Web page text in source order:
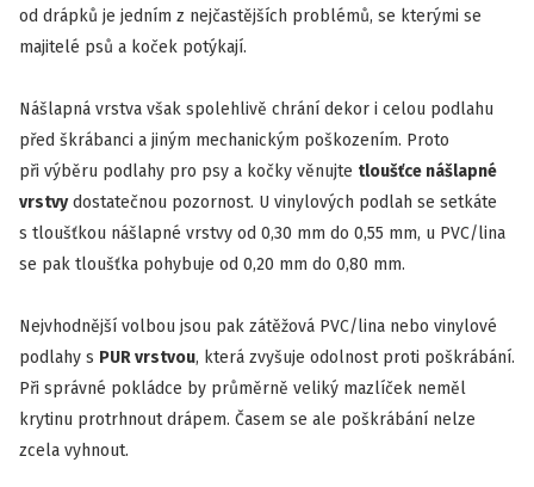
od drápků je jedním z nejčastějších problémů, se kterými se
majitelé psů a koček potýkají.
Nášlapná vrstva však spolehlivě chrání dekor i celou podlahu
před škrábanci a jiným mechanickým poškozením. Proto
při výběru podlahy pro psy a kočky věnujte tloušťce nášlapné
vrstvydostatečnou pozornost. U vinylových podlah se setkáte
s tloušťkou nášlapné vrstvy od 0,30 mm do 0,55 mm, u PVC/lina
se pak tloušťka pohybuje od 0,20 mm do 0,80 mm.
Nejvhodnější volbou jsou pak zátěžová PVC/lina nebo vinylové
podlahy s PUR vrstvou, která zvyšuje odolnost proti poškrábání.
Při správné pokládce by průměrně veliký mazlíček neměl
krytinu protrhnout drápem. Časem se ale poškrábání nelze
zcela vyhnout.